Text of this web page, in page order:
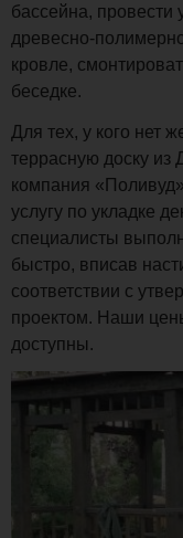
бассейна, провести
древесно-
кровле,
беседке.
Для тех, у кого нет
террасную доску
компания
услугу по укладке
специалисты
быстро, вписав
соответствии с
проектом. Наши
доступны.